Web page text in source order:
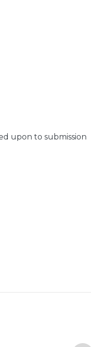
upon to submission